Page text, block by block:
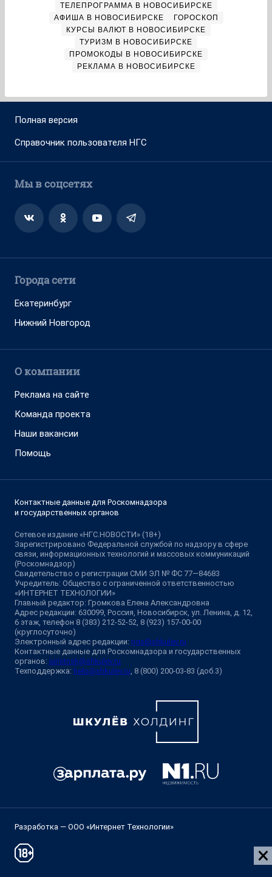
ТЕЛЕПРОГРАММА В НОВОСИБИРСКЕ
АФИША В НОВОСИБИРСКЕ
ГОРОСКОП
КУРСЫ ВАЛЮТ В НОВОСИБИРСКЕ
ТУРИЗМ В НОВОСИБИРСКЕ
ПРОМОКОДЫ В НОВОСИБИРСКЕ
РЕКЛАМА В НОВОСИБИРСКЕ
Полная версия
Справочник пользователя НГС
Мы в соцсетях
Города сети
Екатеринбург
Нижний Новгород
О компании
Реклама на сайте
Команда проекта
Наши вакансии
Помощь
Контактные данные для Роскомнадзора
и государственных органов
Сетевое издание «НГС.НОВОСТИ» (18+)
Зарегистрировано Федеральной службой по надзору в сфере
связи, информационных технологий и массовых коммуникаций
(Роскомнадзор)
Свидетельство о регистрации СМИ ЭЛ № ФС 77—84683
Учредитель: Общество с ограниченной ответственностью
«ИНТЕРНЕТ ТЕХНОЛОГИИ»
Главный редактор: Громкова Елена Александровна
Адрес редакции: 630099, Россия, Новосибирск, ул. Ленина, д. 12,
6 этаж, телефон 8 (383) 212-52-52, 8 (923) 157-00-00
(круглосуточно)
Электронный адрес редакции: ngs@shkulev.ru
Контактные данные для Роскомнадзора и государственных
органов: juristnsk@shkulev.ru
Техподдержка: help@shkulev.ru , 8 (800) 200-03-83 (доб.3)
Разработка — ООО «Интернет Технологии»